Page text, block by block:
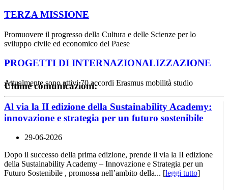
TERZA MISSIONE
Promuovere il progresso della Cultura e delle Scienze per lo
sviluppo civile ed economico del Paese
PROGETTI DI INTERNAZIONALIZZAZIONE
Attualmente sono attivi 70 accordi Erasmus mobilità studio
Ultime comunicazioni:
Al via la II edizione della Sustainability Academy:
innovazione e strategia per un futuro sostenibile
29-06-2026
Dopo il successo della prima edizione, prende il via la II edizione
della Sustainability Academy – Innovazione e Strategia per un
Futuro Sostenibile , promossa nell’ambito della... [leggi tutto]